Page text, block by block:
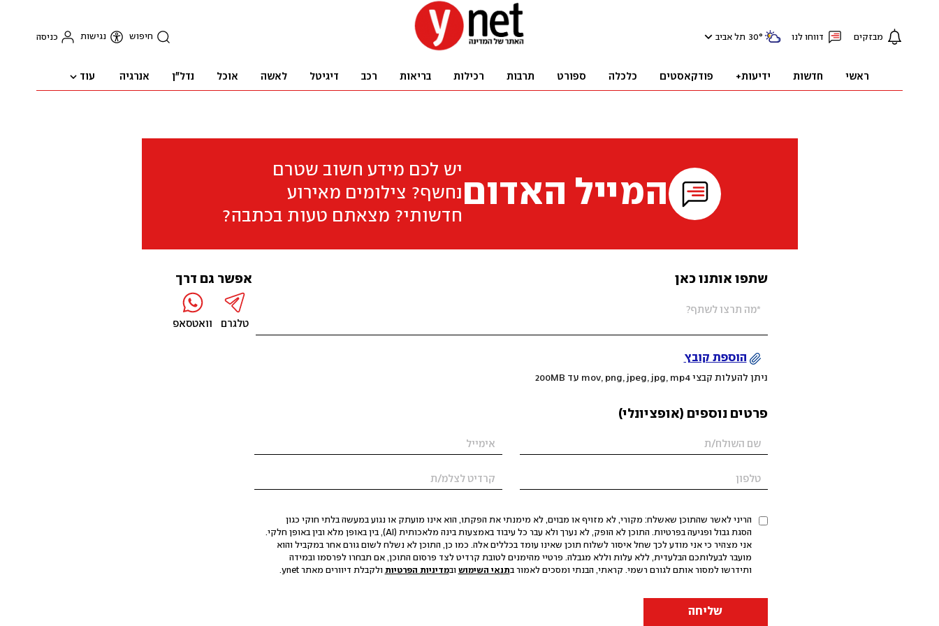
מבזקים דווחו לנו 30° תל אביב חיפוש נגישות כניסה
ראשי חדשות ידיעות+ פודקאסטים כלכלה ספורט תרבות רכילות בריאות רכב דיגיטל לאשה אוכל נדל"ן אנרגיה עוד
המייל האדום
יש לכם מידע חשוב שטרם
נחשף? צילומים מאירוע
חדשותי? מצאתם טעות בכתבה?
שתפו אותנו כאן
הוספת קובץ
ניתן להעלות קבצי mov, png, jpeg, jpg, mp4 עד 200MB
פרטים נוספים (אופציונלי)
הריני לאשר שהתוכן שאשלח: מקורי, לא מזויף או מבוים, לא מימנתי את הפקתו, הוא אינו מועתק או נגוע במעשה בלתי חוקי כגון
הסגת גבול ופגיעה בפרטיות. התוכן לא הופק, לא נערך ולא עבר כל עיבוד באמצעות בינה מלאכותית (AI), בין באופן מלא ובין באופן חלקי.
אני מצהיר כי אני מודע לכך שחל איסור לשלוח תוכן שאינו עומד בכללים אלה. כמו כן, התוכן לא נשלח לשום גורם אחר במקביל והוא
מועבר לבעלותכם הבלעדית, ללא עלות וללא מגבלה. פרטיי מהימנים לטובת קרדיט לצד פרסום התוכן, אם תבחרו לפרסמו ובמידה
ותידרשו למסור אותם לגורם רשמי. קראתי, הבנתי ומסכים לאמור בתנאי השימוש ובמדיניות הפרטיות ולקבלת דיוורים מאתר ynet.
שליחה
אפשר גם דרך
טלגרם וואטסאפ